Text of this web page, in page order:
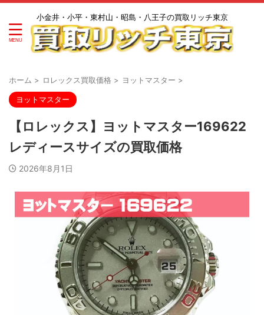
小金井・小平・東村山・昭島・八王子の買取リッチ東京
ホーム > ロレックス買取価格 > ヨットマスター >
ヨットマスター
【ロレックス】ヨットマスター169622
レディースサイズの買取価格
2026年8月1日